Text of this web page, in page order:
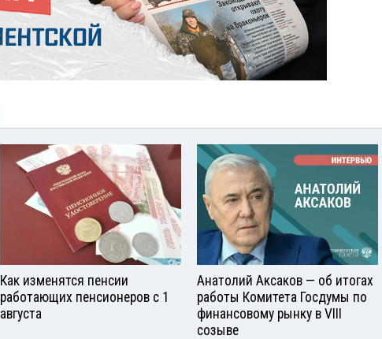
Как изменятся пенсии
работающих пенсионеров с 1
августа
Анатолий Аксаков — об итогах
работы Комитета Госдумы по
финансовому рынку в VIII
созыве